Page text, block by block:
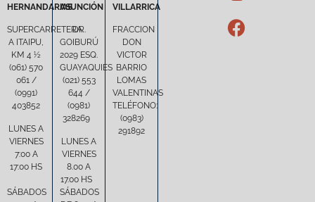
HERNANDARIAS
SUPERCARRETERA
A ITAIPU,
KM 4 ½
(061) 570
061 /
(0991)
403852
LUNES A
VIERNES
7:00 A
17:00 HS
SÁBADOS
ASUNCIÓN
DR.
GOIBURÚ
2029 ESQ.
GUAYAQUIES
(021) 553
644 /
(0981)
328269
LUNES A
VIERNES
8.00 A
17.00 HS
SÁBADOS
VILLARRICA
FRACCION
DON
VICTOR
BARRIO
LOMAS
VALENTINAS
TELÉFONO:
(0983)
291892